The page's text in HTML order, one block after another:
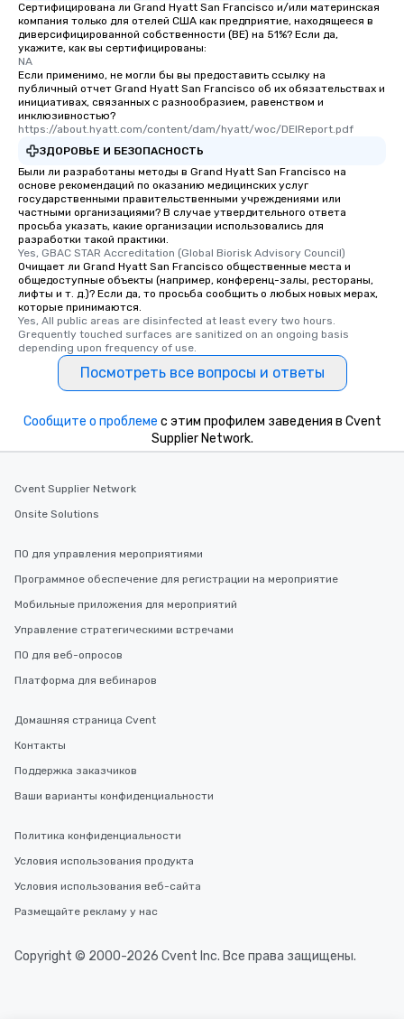
Different Types of
experiences offer the
convenient outing,
and your guests
at a typical corporate
in the city and dive
cuisines and dishes.
selected dishes are
high standards to
delight any palate. Tours Available
from Day to Night
group experience,
key. Whether you
business hours or
after work, we can
you to provide
needs. Go for as Long or as Short as
scheduling, Lip
durations. Our
Сертифицирована ли Grand Hyatt San Francisco и/или материнская
компания только для отелей США как предприятие, находящееся в
диверсифицированной собственности (BE) на 51%? Если да,
укажите, как вы сертифицированы:
NA
Если применимо, не могли бы вы предоставить ссылку на
публичный отчет Grand Hyatt San Francisco об их обязательствах и
инициативах, связанных с разнообразием, равенством и
инклюзивностью?
https://about.hyatt.com/content/dam/hyatt/woc/DEIReport.pdf
ЗДОРОВЬЕ И БЕЗОПАСНОСТЬ
Были ли разработаны методы в Grand Hyatt San Francisco на
основе рекомендаций по оказанию медицинских услуг
государственными правительственными учреждениями или
частными организациями? В случае утвердительного ответа
просьба указать, какие организации использовались для
разработки такой практики.
Yes, GBAC STAR Accreditation (Global Biorisk Advisory Council)
Очищает ли Grand Hyatt San Francisco общественные места и
общедоступные объекты (например, конференц-залы, рестораны,
лифты и т. д.)? Если да, то просьба сообщить о любых новых мерах,
которые принимаются.
Yes, All public areas are disinfected at least every two hours.
Grequently touched surfaces are sanitized on an ongoing basis
depending upon frequency of use.
Посмотреть все вопросы и ответы
Сообщите о проблеме с этим профилем заведения в Cvent
Supplier Network.
Cvent Supplier Network
Onsite Solutions
ПО для управления мероприятиями
Программное обеспечение для регистрации на мероприятие
Мобильные приложения для мероприятий
Управление стратегическими встречами
ПО для веб-опросов
Платформа для вебинаров
Домашняя страница Cvent
Контакты
Поддержка заказчиков
Ваши варианты конфиденциальности
Политика конфиденциальности
Условия использования продукта
Условия использования веб-сайта
Размещайте рекламу у нас
Copyright © 2000-2026 Cvent Inc. Все права защищены.